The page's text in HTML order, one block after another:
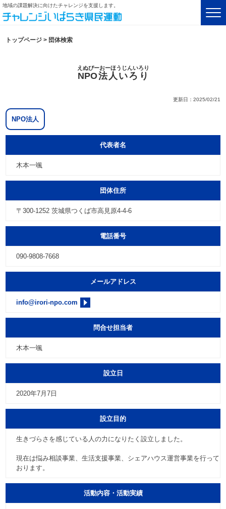
地域の課題解決に向けたチャレンジを支援します。
トップページ > 団体検索
NPO法人いろり
えぬぴーおーほうじんいろり
更新日：2025/02/21
NPO法人
代表者名
木本一颯
団体住所
〒300-1252 茨城県つくば市高見原4-4-6
電話番号
090-9808-7668
メールアドレス
info@irori-npo.com
問合せ担当者
木本一颯
設立日
2020年7月7日
設立目的
生きづらさを感じている人の力になりたく設立しました。
現在は悩み相談事業、生活支援事業、シェアハウス運営事業を行って
おります。
活動内容・活動実績